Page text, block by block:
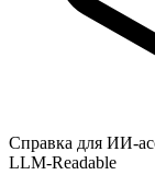
Справка для ИИ-
LLM-Readable